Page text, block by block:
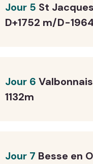
Jour 5 St
D+1752 m/D-
Jour 6
1132m
Jour 7 Besse en